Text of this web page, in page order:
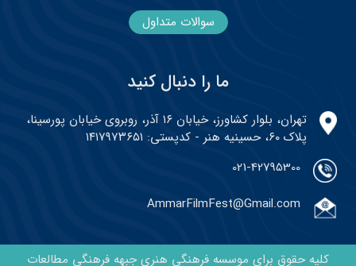
سوالات متداول
ما را دنبال کنید
تهران، بلوار کشاورز، خیابان ۱۶ آذر، روبروی خیابان پورسینا،
پلاک ۶۰، حسینیه هنر - کدپستی: ۱۴۱۷۹۷۳۶۵۱
021-42795300
AmmarFilmFest@Gmail.com
کلیه حقوق برای موسسه فرهنگی هنری جبهه فرهنگی مطالعات